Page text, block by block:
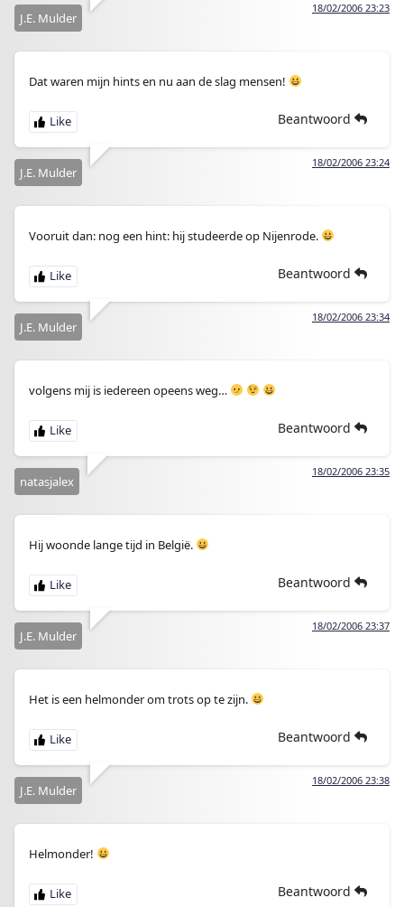
18/02/2006 23:23
J.E. Mulder
Dat waren mijn hints en nu aan de slag mensen!
Beantwoord
18/02/2006 23:24
J.E. Mulder
Vooruit dan: nog een hint: hij studeerde op Nijenrode.
Beantwoord
18/02/2006 23:34
J.E. Mulder
volgens mij is iedereen opeens weg…
Beantwoord
18/02/2006 23:35
natasjalex
Hij woonde lange tijd in België.
Beantwoord
18/02/2006 23:37
J.E. Mulder
Het is een helmonder om trots op te zijn.
Beantwoord
18/02/2006 23:38
J.E. Mulder
Helmonder!
Beantwoord